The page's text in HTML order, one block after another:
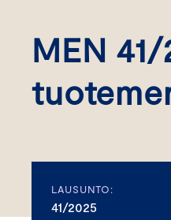
MEN
LAUSUNTO:
41/2025